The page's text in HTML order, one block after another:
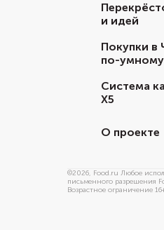
и идей
Покупки в
по-умному
Система
Х5
О проекте
©2026, Food.ru Любое
письменного разрешения
Возрастное ограничение